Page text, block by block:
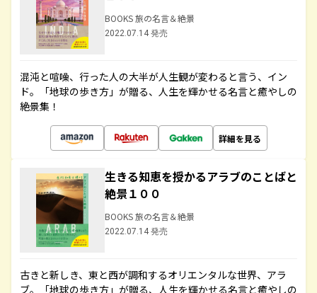
BOOKS 旅の名言＆絶景
2022.07.14 発売
混沌と喧噪、行った人の大半が人生観が変わると言う、イン
ド。「地球の歩き方」が贈る、人生を輝かせる名言と癒やしの
絶景集！
詳細を見る
生きる知恵を授かるアラブのことばと
絶景１００
BOOKS 旅の名言＆絶景
2022.07.14 発売
古きと新しき、東と西が調和するオリエンタルな世界、アラ
ブ。「地球の歩き方」が贈る、人生を輝かせる名言と癒やしの